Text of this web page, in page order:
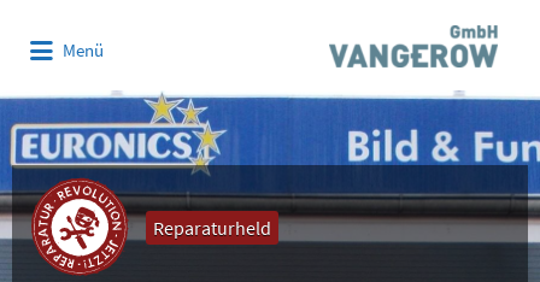
Menü
Reparaturheld